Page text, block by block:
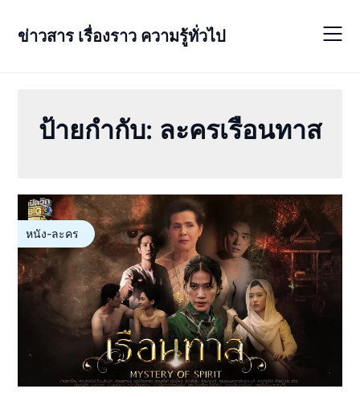
ข่าวสาร เรื่องราว ความรู้ทั่วไป
ป้ายกำกับ: ละครเรือนทาส
หนัง-ละคร